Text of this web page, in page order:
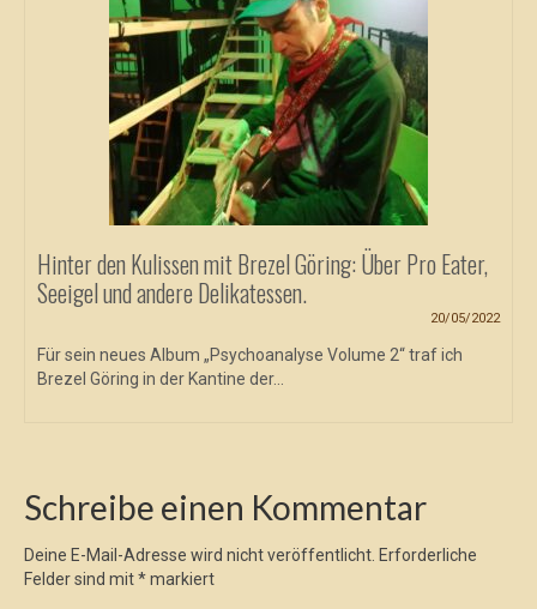
Hinter den Kulissen mit Brezel Göring: Über Pro Eater,
Seeigel und andere Delikatessen.
20/05/2022
Für sein neues Album „Psychoanalyse Volume 2“ traf ich
Brezel Göring in der Kantine der...
Schreibe einen Kommentar
Deine E-Mail-Adresse wird nicht veröffentlicht. Erforderliche
Felder sind mit*markiert